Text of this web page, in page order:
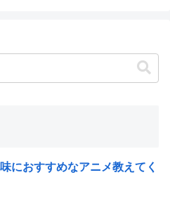
味におすすめなアニメ教えてく